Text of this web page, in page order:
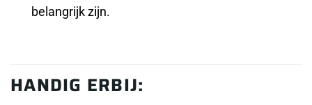
belangrijk zijn.
HANDIG ERBIJ: